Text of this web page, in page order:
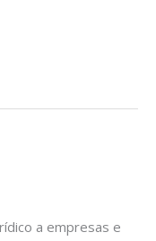
a empresas e